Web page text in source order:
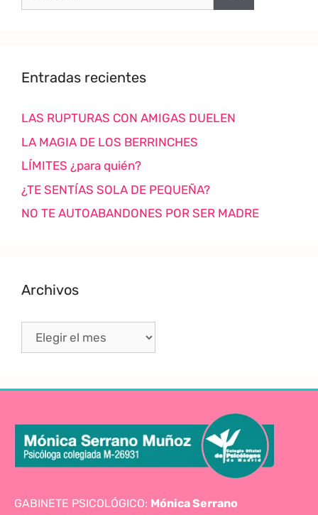
Entradas recientes
LAS RUPTURAS CON AMIGAS DUELEN
LA MAGIA DE LOS BERRINCHES
LÍMITES ¿para quién?
¿TE SENTÍAS SOLA DE PEQUEÑA?
NO TE AUTOABANDONES POR SER MADRE
Archivos
GABINETE PSICOLÓGICO: Mónica Serrano